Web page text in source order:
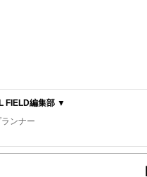
FIELD編集部 ▼
ンナー
は、金融、経済に関する記事を、日